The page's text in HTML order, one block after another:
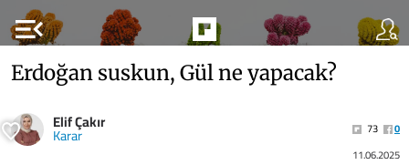
menu_open
Erdoğan suskun, Gül ne yapacak?
Elif Çakır
Karar 73
0
11.06.2025